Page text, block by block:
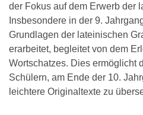
der Fokus auf dem Erwerb der
Insbesondere in der 9.
Grundlagen der lateinischen
erarbeitet, begleitet von dem
Wortschatzes. Dies ermöglicht
Schülern, am Ende der 10.
leichtere Originaltexte zu